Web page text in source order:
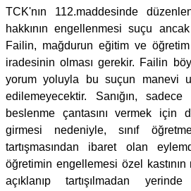
TCK'nın 112.maddesinde
hakkının engellenmesi suçu
Failin, mağdurun eğitim ve
iradesinin olması gerekir. Failin
yorum yoluyla bu suçun manevi
edilemeyecektir. Sanığın, sadece
beslenme çantasını vermek için
girmesi nedeniyle, sınıf
tartışmasından ibaret olan
öğretimin engellemesi özel
açıklanıp tartışılmadan